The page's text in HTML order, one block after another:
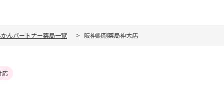
んパートナー薬局一覧 阪神調剤薬局神大店
応